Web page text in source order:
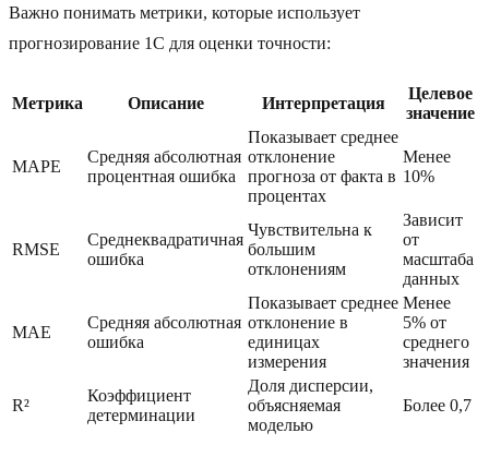
Важно понимать метрики, которые использует
прогнозирование 1С для оценки точности:
Метрика Описание Интерпретация
Целевое
значение
MAPE
Средняя абсолютная
процентная ошибка
Показывает среднее
отклонение
прогноза от факта в
процентах
Менее
10%
RMSE
Среднеквадратичная
ошибка
Чувствительна к
большим
отклонениям
Зависит
от
масштаба
данных
MAE
Средняя абсолютная
ошибка
Показывает среднее
отклонение в
единицах
измерения
Менее
5% от
среднего
значения
R²
Коэффициент
детерминации
Доля дисперсии,
объясняемая
моделью
Более 0,7